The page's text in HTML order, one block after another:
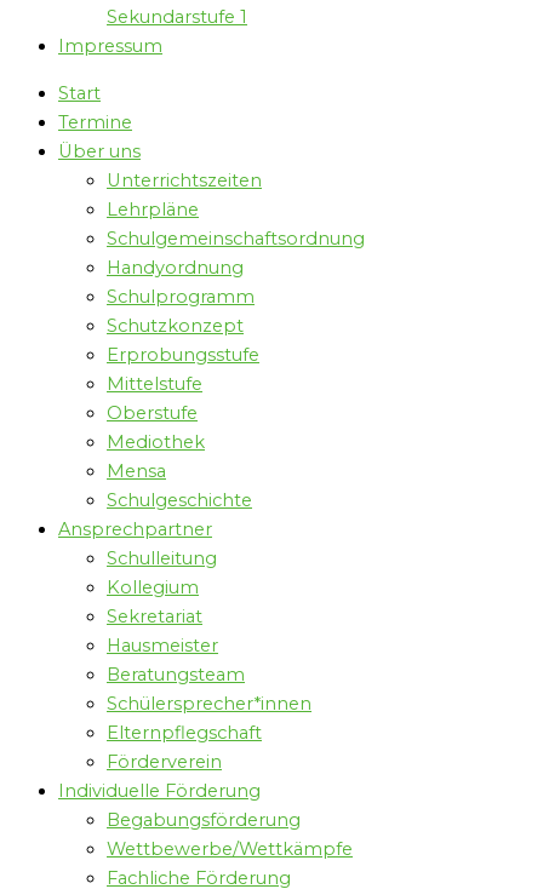
Sekundarstufe 1
Impressum
Start
Termine
Über uns
Unterrichtszeiten
Lehrpläne
Schulgemeinschaftsordnung
Handyordnung
Schulprogramm
Schutzkonzept
Erprobungsstufe
Mittelstufe
Oberstufe
Mediothek
Mensa
Schulgeschichte
Ansprechpartner
Schulleitung
Kollegium
Sekretariat
Hausmeister
Beratungsteam
Schülersprecher*innen
Elternpflegschaft
Förderverein
Individuelle Förderung
Begabungsförderung
Wettbewerbe/Wettkämpfe
Fachliche Förderung